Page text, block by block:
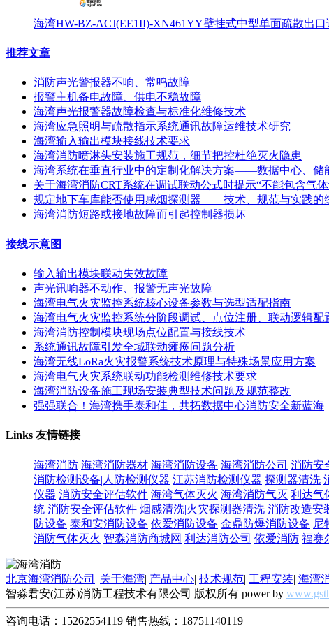
海湾HW-BZ-ACJ(EE1II)-XN461YY壁挂式中型单面疏散出
推荐文章
消防声光警报器不响、常鸣故障
报警主机备电故障、供电不稳故障
海湾声光报警器故障检查与标准化维修技术
海湾应急照明与疏散指示系统通讯故障运维技术研究
海湾输入输出模块接线技术要求
海湾消防喷淋头安装施工规范，细节把控杜绝灭火隐患
海湾系统在垂直行业中的定制化解决方案——数据中心、储
关于海湾消防CRT系统在调试联动公式时提示“不能包含气
规定地下车库能否使用感烟探测器——技术、规范与实践的
海湾消防短路或接地故障而引起控制器损坏
接线示意图
输入输出模块联动失效故障
声光讯响器不动作、报警无声光故障
海湾电气火灾监控系统核心设备参数与选型适配指南
海湾电气火灾监控系统分阶段调试、点位注册、联动逻辑配
海湾消防控制模块现场点位配置与接线技术
系统通讯故障引发全域联动瘫痪问题分析
海湾无线LoRa火灾报警系统技术原理与特殊场景应用方案
海湾电气火灾系统联动功能检测维修技术要求
海湾消防设备施工现场安装典型技术问题及规范整改
强强联合！海湾携手泰和佳，共拓数据中心消防安全新蓝海
Links 友情链接
海湾消防 海湾消防器材 海湾消防设备 海湾消防公司 消防安
消防检测设备|人防检测仪器 江苏消防检测仪器 探测器清洗
仪器 消防安全评估软件 海湾气体灭火 海湾消防气灭 利达气
统 消防安全评估软件 烟感清洗|火灾探测器清洗 消防改造安
防设备 泰和安消防设备 依爱消防设备 金鼎防爆消防设备 尼
消防气体灭火 智淼消防商城网 利达消防公司 依爱消防 福赛
北京海湾消防公司 | 关于海湾| 产品中心| 技术规范| 工程安装| 海湾
智淼君安(江苏)消防工程技术有限公司 版权所有 power by
咨询电话：15262554119 销售热线：18751140119